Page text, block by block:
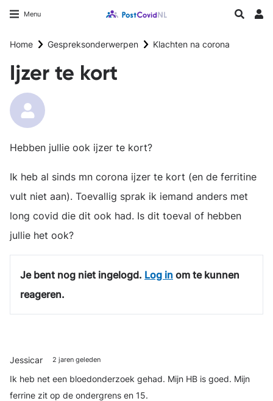
gaan
Menu Longfonds homepageZoeken
Home Gespreksonderwerpen Klachten na corona
Ijzer te kort
Hebben jullie ook ijzer te kort?
Ik heb al sinds mn corona ijzer te kort (en de ferritine
vult niet aan). Toevallig sprak ik iemand anders met
long covid die dit ook had. Is dit toeval of hebben
jullie het ook?
Je bent nog niet ingelogd. Log in om te kunnen
reageren.
Jessicar 2 jaren geleden
Ik heb net een bloedonderzoek gehad. Mijn HB is goed. Mijn
ferrine zit op de ondergrens en 15.